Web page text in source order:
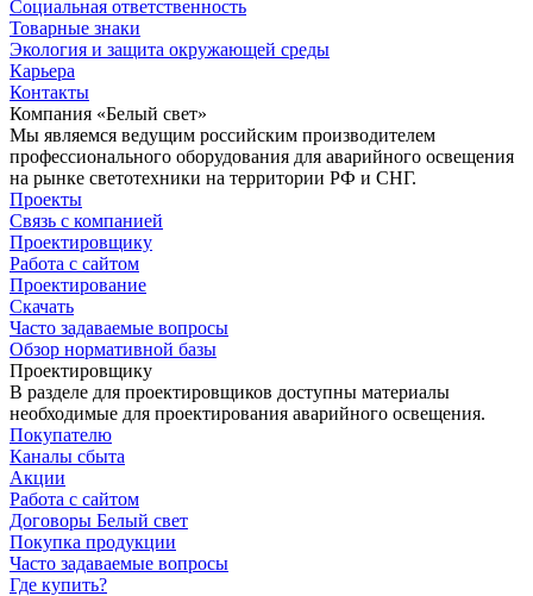
Социальная ответственность
Товарные знаки
Экология и защита окружающей среды
Карьера
Контакты
Компания «Белый свет»
Мы являемся ведущим российским производителем
профессионального оборудования для аварийного освещения
на рынке светотехники на территории РФ и СНГ.
Проекты
Связь с компанией
Проектировщику
Работа с сайтом
Проектирование
Скачать
Часто задаваемые вопросы
Обзор нормативной базы
Проектировщику
В разделе для проектировщиков доступны материалы
необходимые для проектирования аварийного освещения.
Покупателю
Каналы сбыта
Акции
Работа с сайтом
Договоры Белый свет
Покупка продукции
Часто задаваемые вопросы
Где купить?